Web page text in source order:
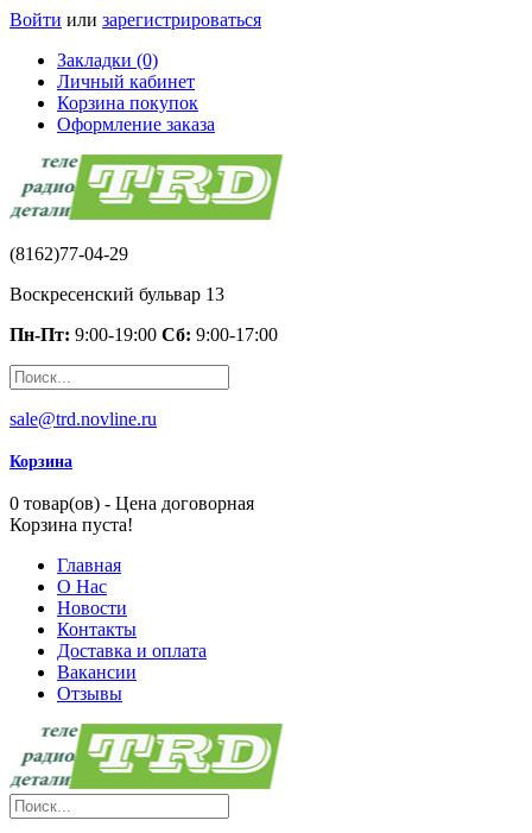
Войти или зарегистрироваться
Закладки (0)
Личный кабинет
Корзина покупок
Оформление заказа
(8162)77-04-29
Воскресенский бульвар 13
Пн-Пт: 9:00-19:00 Сб: 9:00-17:00
sale@trd.novline.ru
Корзина
0 товар(ов) - Цена договорная
Корзина пуста!
Главная
О Нас
Новости
Контакты
Доставка и оплата
Вакансии
Отзывы